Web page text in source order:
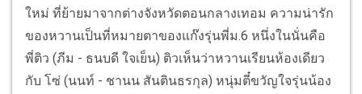
ใหม่ ที่ย้ายมาจากต่างจังหวัดตอนกลางเทอม ความน่ารัก
ของหวานเป็นที่หมายตาของแก๊งรุ่นพี่ม.6 หนึ่งในนั่นคือ
พี่ติว (ภีม - ธนบดี ใจเย็น) ติวเห็นว่าหวานเรียนห้องเดียว
กับ โซ่ (นนท์ - ชานน สันตินธรกุล) หนุ่มตี๋ขวัญใจรุ่นน้อง